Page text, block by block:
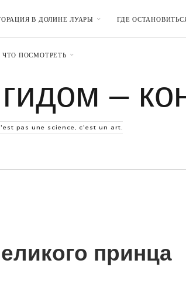
В ДОЛИНЕ ЛУАРЫ ГДЕ
ЧТО ПОСМОТРЕТЬ
–
pas une science, c'est un art.
принца